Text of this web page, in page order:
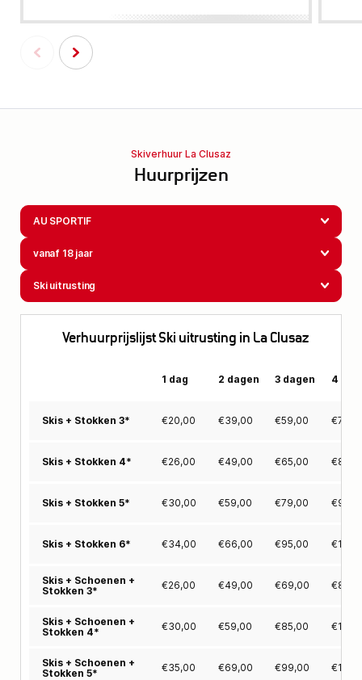
Skiverhuur La Clusaz
Huurprijzen
AU SPORTIF
vanaf 18 jaar
Ski uitrusting
Verhuurprijslijst Ski uitrusting in La Clusaz
1 dag 2 dagen 3 dagen 4
Skis + Stokken 3* €20,00 €39,00 €59,00 €
Skis + Stokken 4* €26,00 €49,00 €65,00 €
Skis + Stokken 5* €30,00 €59,00 €79,00 €
Skis + Stokken 6* €34,00 €66,00 €95,00 €
Skis + Schoenen +
Stokken 3*
€26,00 €49,00 €69,00 €
Skis + Schoenen +
Stokken 4*
€30,00 €59,00 €85,00 €
Skis + Schoenen +
Stokken 5*
€35,00 €69,00 €99,00 €